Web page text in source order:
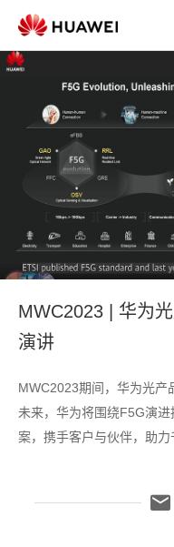
MWC2023 | 华为
演讲
MWC2023期间，华为光产
未来，华为将围绕F5G演
案，携手客户与伙伴，助力